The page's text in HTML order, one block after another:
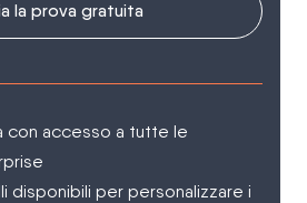
la prova gratuita
con accesso a tutte le
disponibili per personalizzare i